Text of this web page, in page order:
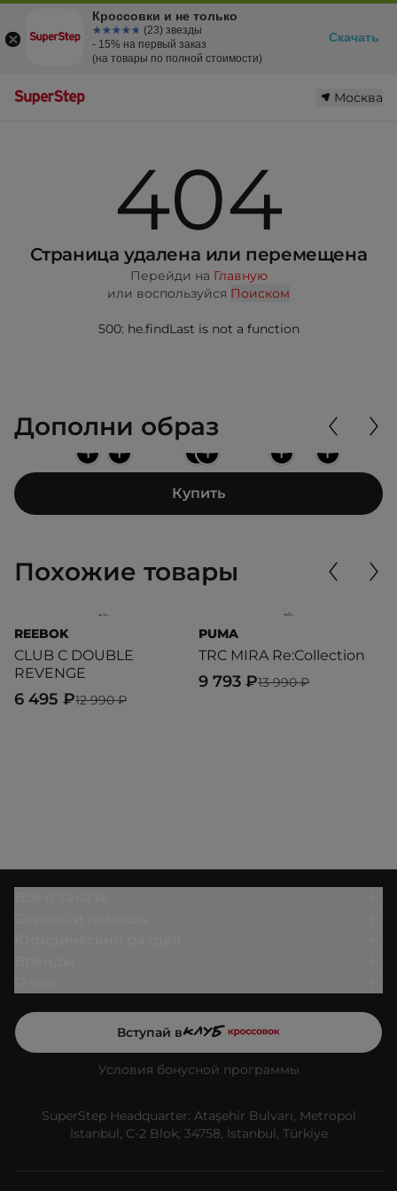
Москва
404
Страница удалена или перемещена
Перейди на Главную
или воспользуйся Поиском
500: he.findLast is not a function
Дополни образ
+
+
+ + +
+
Купить
Похожие товары
REEBOK
CLUB C DOUBLE
REVENGE
12 990 ₽
6 495 ₽
PUMA
TRC MIRA Re:Collection
13 990 ₽
9 793 ₽
Вступай в
Условия бонусной программы
SuperStep Headquarter: Ataşehir Bulvarı, Metropol
İstanbul, C-2 Blok, 34758, İstanbul, Türkiye
Кроссовки и не только
☆☆☆☆☆
★★★★★ (23) звезды
- 15% на первый заказ
(на товары по полной стоимости)
Скачать